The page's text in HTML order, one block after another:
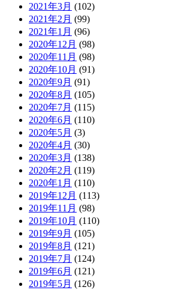
2021年3月 (102)
2021年2月 (99)
2021年1月 (96)
2020年12月 (98)
2020年11月 (98)
2020年10月 (91)
2020年9月 (91)
2020年8月 (105)
2020年7月 (115)
2020年6月 (110)
2020年5月 (3)
2020年4月 (30)
2020年3月 (138)
2020年2月 (119)
2020年1月 (110)
2019年12月 (113)
2019年11月 (98)
2019年10月 (110)
2019年9月 (105)
2019年8月 (121)
2019年7月 (124)
2019年6月 (121)
2019年5月 (126)